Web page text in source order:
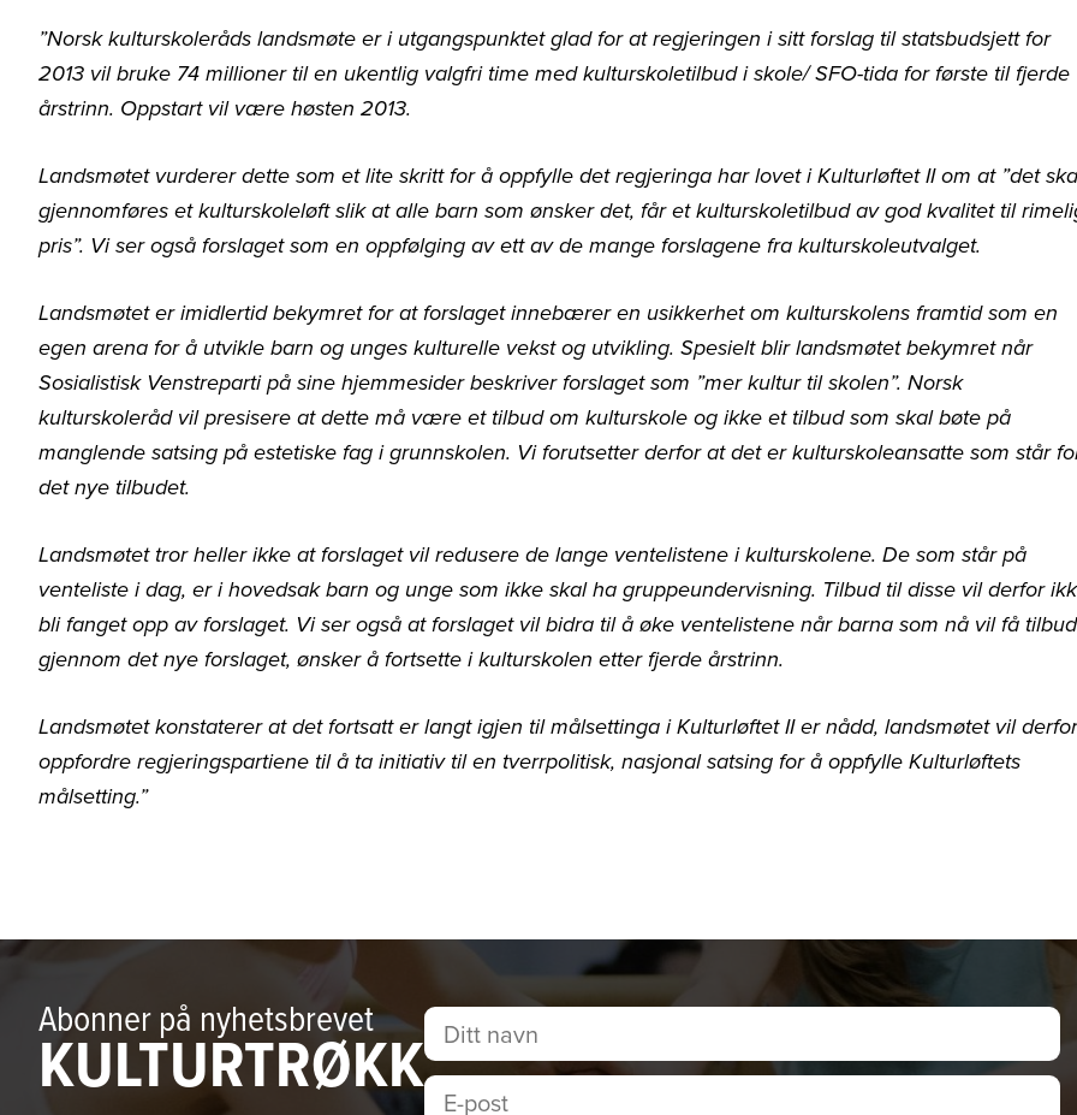
”Norsk kulturskoleråds landsmøte er i utgangspunktet glad for at regjeringen i sitt forslag til statsbudsjett for
2013 vil bruke 74 millioner til en ukentlig valgfri time med kulturskoletilbud i skole/ SFO-tida for første til fjerde
årstrinn. Oppstart vil være høsten 2013.
Landsmøtet vurderer dette som et lite skritt for å oppfylle det regjeringa har lovet i Kulturløftet II om at ”det
gjennomføres et kulturskoleløft slik at alle barn som ønsker det, får et kulturskoletilbud av god kvalitet til
pris”. Vi ser også forslaget som en oppfølging av ett av de mange forslagene fra kulturskoleutvalget.
Landsmøtet er imidlertid bekymret for at forslaget innebærer en usikkerhet om kulturskolens framtid som en
egen arena for å utvikle barn og unges kulturelle vekst og utvikling. Spesielt blir landsmøtet bekymret når
Sosialistisk Venstreparti på sine hjemmesider beskriver forslaget som ”mer kultur til skolen”. Norsk
kulturskoleråd vil presisere at dette må være et tilbud om kulturskole og ikke et tilbud som skal bøte på
manglende satsing på estetiske fag i grunnskolen. Vi forutsetter derfor at det er kulturskoleansatte som står
det nye tilbudet.
Landsmøtet tror heller ikke at forslaget vil redusere de lange ventelistene i kulturskolene. De som står på
venteliste i dag, er i hovedsak barn og unge som ikke skal ha gruppeundervisning. Tilbud til disse vil derfor
bli fanget opp av forslaget. Vi ser også at forslaget vil bidra til å øke ventelistene når barna som nå vil få tilbud
gjennom det nye forslaget, ønsker å fortsette i kulturskolen etter fjerde årstrinn.
Landsmøtet konstaterer at det fortsatt er langt igjen til målsettinga i Kulturløftet II er nådd, landsmøtet vil derfor
oppfordre regjeringspartiene til å ta initiativ til en tverrpolitisk, nasjonal satsing for å oppfylle Kulturløftets
målsetting.”
Abonner på nyhetsbrevet
KULTURTRØKK